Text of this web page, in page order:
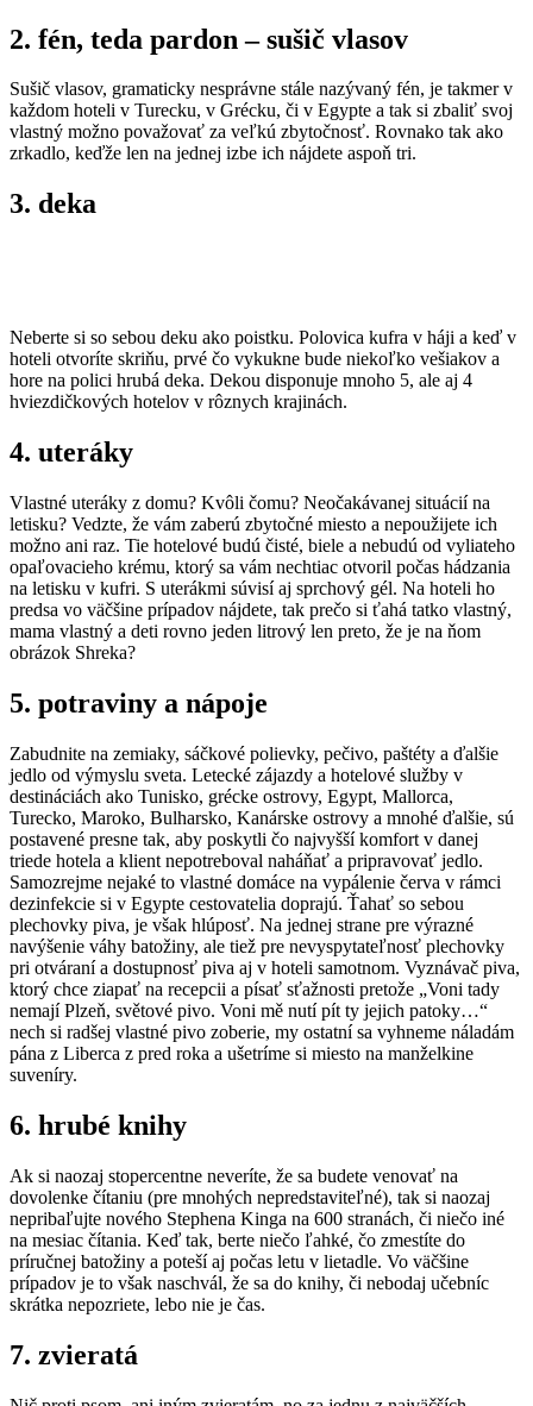
2. fén, teda pardon – sušič vlasov
Sušič vlasov, gramaticky nesprávne stále nazývaný fén, je takmer v
každom hoteli v Turecku, v Grécku, či v Egypte a tak si zbaliť svoj
vlastný možno považovať za veľkú zbytočnosť. Rovnako tak ako
zrkadlo, keďže len na jednej izbe ich nájdete aspoň tri.
3. deka
Neberte si so sebou deku ako poistku. Polovica kufra v háji a keď v
hoteli otvoríte skriňu, prvé čo vykukne bude niekoľko vešiakov a
hore na polici hrubá deka. Dekou disponuje mnoho 5, ale aj 4
hviezdičkových hotelov v rôznych krajinách.
4. uteráky
Vlastné uteráky z domu? Kvôli čomu? Neočakávanej situácií na
letisku? Vedzte, že vám zaberú zbytočné miesto a nepoužijete ich
možno ani raz. Tie hotelové budú čisté, biele a nebudú od vyliateho
opaľovacieho krému, ktorý sa vám nechtiac otvoril počas hádzania
na letisku v kufri. S uterákmi súvisí aj sprchový gél. Na hoteli ho
predsa vo väčšine prípadov nájdete, tak prečo si ťahá tatko vlastný,
mama vlastný a deti rovno jeden litrový len preto, že je na ňom
obrázok Shreka?
5. potraviny a nápoje
Zabudnite na zemiaky, sáčkové polievky, pečivo, paštéty a ďalšie
jedlo od výmyslu sveta. Letecké zájazdy a hotelové služby v
destináciách ako Tunisko, grécke ostrovy, Egypt, Mallorca,
Turecko, Maroko, Bulharsko, Kanárske ostrovy a mnohé ďalšie, sú
postavené presne tak, aby poskytli čo najvyšší komfort v danej
triede hotela a klient nepotreboval naháňať a pripravovať jedlo.
Samozrejme nejaké to vlastné domáce na vypálenie červa v rámci
dezinfekcie si v Egypte cestovatelia doprajú. Ťahať so sebou
plechovky piva, je však hlúposť. Na jednej strane pre výrazné
navýšenie váhy batožiny, ale tiež pre nevyspytateľnosť plechovky
pri otváraní a dostupnosť piva aj v hoteli samotnom. Vyznávač piva,
ktorý chce ziapať na recepcii a písať sťažnosti pretože „Voni tady
nemají Plzeň, světové pivo. Voni mě nutí pít ty jejich patoky…“
nech si radšej vlastné pivo zoberie, my ostatní sa vyhneme náladám
pána z Liberca z pred roka a ušetríme si miesto na manželkine
suveníry.
6. hrubé knihy
Ak si naozaj stopercentne neveríte, že sa budete venovať na
dovolenke čítaniu (pre mnohých nepredstaviteľné), tak si naozaj
nepribaľujte nového Stephena Kinga na 600 stranách, či niečo iné
na mesiac čítania. Keď tak, berte niečo ľahké, čo zmestíte do
príručnej batožiny a poteší aj počas letu v lietadle. Vo väčšine
prípadov je to však naschvál, že sa do knihy, či nebodaj učebníc
skrátka nepozriete, lebo nie je čas.
7. zvieratá